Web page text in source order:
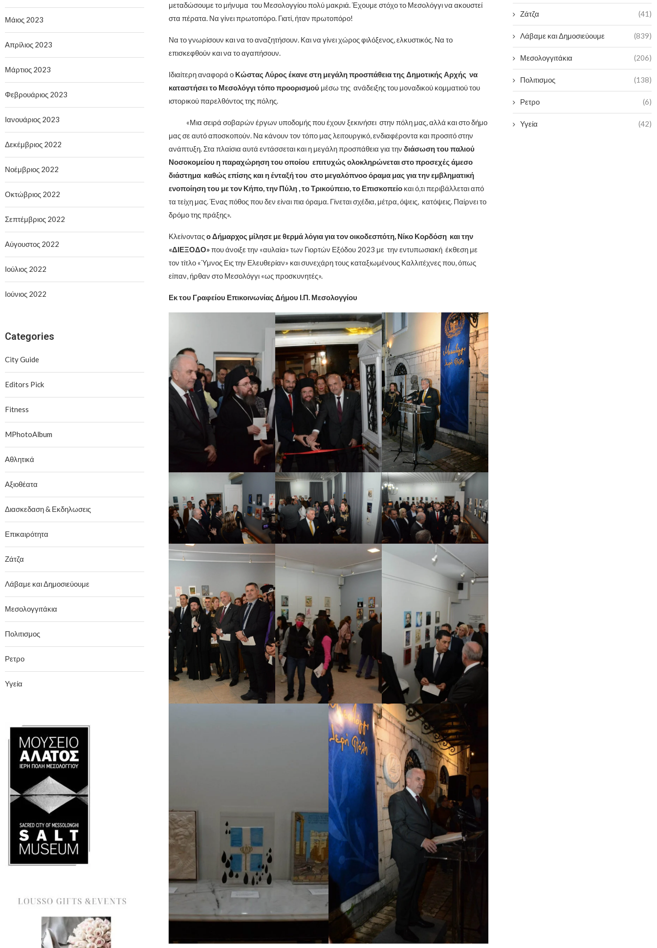
μεταδώσουμε το μήνυμα του Μεσολογγίου πολύ μακριά. Έχουμε στόχο το Μεσολόγγι να ακουστεί
στα πέρατα. Να γίνει πρωτοπόρο. Γιατί, ήταν πρωτοπόρο!
Να το γνωρίσουν και να το αναζητήσουν. Και να γίνει χώρος φιλόξενος, ελκυστικός. Να το
επισκεφθούν και να το αγαπήσουν.
Ιδιαίτερη αναφορά ο Κώστας Λύρος έκανε στη μεγάλη προσπάθεια της Δημοτικής Αρχής να
καταστήσει το Μεσολόγγι τόπο προορισμού μέσω της ανάδειξης του μοναδικού κομματιού του
ιστορικού παρελθόντος της πόλης.
«Μια σειρά σοβαρών έργων υποδομής που έχουν ξεκινήσει στην πόλη μας, αλλά και στο δήμο
μας σε αυτό αποσκοπούν. Να κάνουν τον τόπο μας λειτουργικό, ενδιαφέροντα και προσιτό στην
ανάπτυξη. Στα πλαίσια αυτά εντάσσεται και η μεγάλη προσπάθεια για την διάσωση του παλιού
Νοσοκομείου η παραχώρηση του οποίου επιτυχώς ολοκληρώνεται στο προσεχές άμεσο
διάστημα καθώς επίσης και η ένταξή του στο μεγαλόπνοο όραμα μας για την εμβληματική
ενοποίηση του με τον Κήπο, την Πύλη , το Τρικούπειο, το Επισκοπείοκαι ό,τι περιβάλλεται από
τα τείχη μας. Ένας πόθος που δεν είναι πια όραμα. Γίνεται σχέδια, μέτρα, όψεις, κατόψεις. Παίρνει το
δρόμο της πράξης».
Κλείνονταςο Δήμαρχος μίλησε με θερμά λόγια για τον οικοδεσπότη, Νίκο Κορδόση και την
«ΔΙΕΞΟΔΟ»που άνοιξε την «αυλαία» των Γιορτών Εξόδου 2023 με την εντυπωσιακή έκθεση με
τον τίτλο «Ύμνος Εις την Ελευθερίαν» και συνεχάρη τους καταξιωμένους Καλλιτέχνες που, όπως
είπαν, ήρθαν στο Μεσολόγγι «ως προσκυνητές».
Εκ του Γραφείου Επικοινωνίας Δήμου Ι.Π. Μεσολογγίου
Ζάτζα (41)
Λάβαμε και Δημοσιεύουμε (839)
Μεσολογγιτάκια (206)
Πολιτισμος (138)
Ρετρο (6)
Υγεία (42)
Μάιος 2023
Απρίλιος 2023
Μάρτιος 2023
Φεβρουάριος 2023
Ιανουάριος 2023
Δεκέμβριος 2022
Νοέμβριος 2022
Οκτώβριος 2022
Σεπτέμβριος 2022
Αύγουστος 2022
Ιούλιος 2022
Ιούνιος 2022
Categories
City Guide
Editors Pick
Fitness
MPhotoAlbum
Αθλητικά
Αξιοθέατα
Διασκεδαση & Εκδηλωσεις
Επικαιρότητα
Ζάτζα
Λάβαμε και Δημοσιεύουμε
Μεσολογγιτάκια
Πολιτισμος
Ρετρο
Υγεία